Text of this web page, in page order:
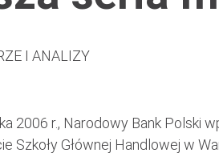
I ANALIZY
2006 r., Narodowy Bank Polski
Szkoły Głównej Handlowej w